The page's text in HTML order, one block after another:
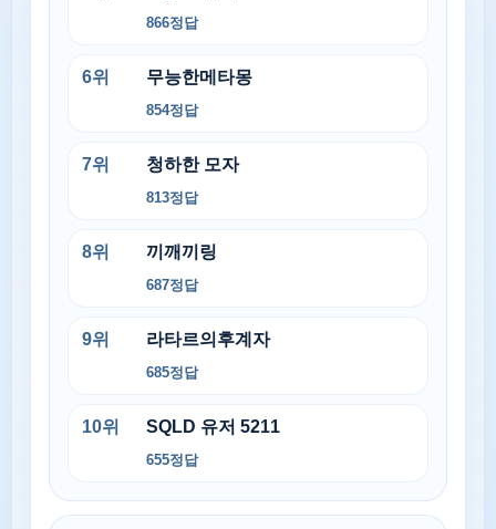
866정답
6위 무능한메타몽
854정답
7위 청하한 모자
813정답
8위 끼깨끼링
687정답
9위 라타르의후계자
685정답
10위 SQLD 유저 5211
655정답